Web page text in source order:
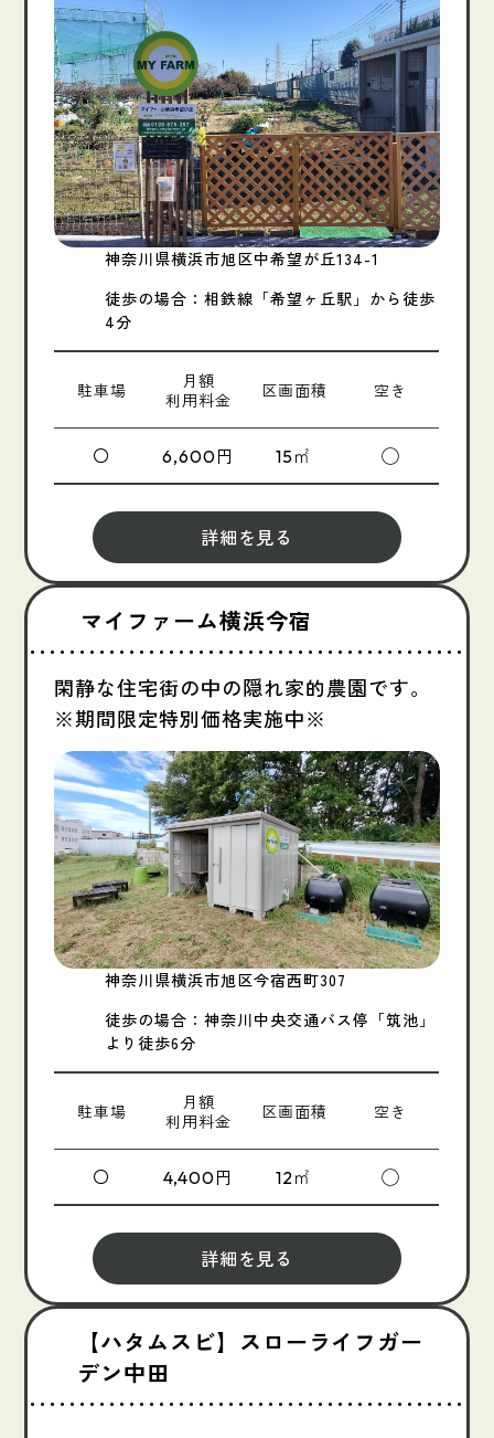
神奈川県横浜市旭区中希望が丘134-1
徒歩の場合：相鉄線「希望ヶ丘駅」から徒歩
4分
駐車場
月額
利用料金
区画面積 空き
〇 6,600円 15㎡ ◯
詳細を見る
マイファーム横浜今宿
閑静な住宅街の中の隠れ家的農園です。
※期間限定特別価格実施中※
神奈川県横浜市旭区今宿西町307
徒歩の場合：神奈川中央交通バス停「筑池」
より徒歩6分
駐車場
月額
利用料金
区画面積 空き
〇 4,400円 12 ㎡ ◯
詳細を見る
【ハタムスビ】スローライフガー
デン中田